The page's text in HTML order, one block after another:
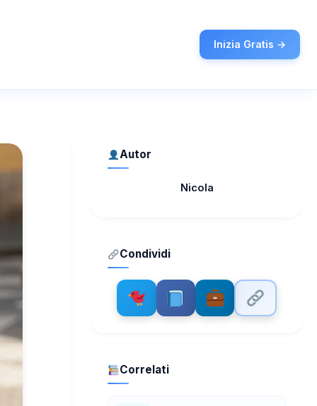
Inizia Gratis →
Autor
Nicola
Condividi
Correlati